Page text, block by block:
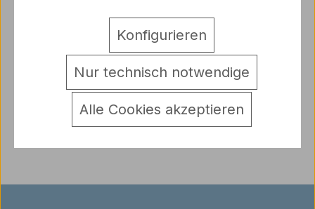
B: Für Achsen bis 8,08mm Zwei gedrehte…
Warnhinweise
Nur technisch notwendige
Konfigurieren
Alle Cookies akzeptieren